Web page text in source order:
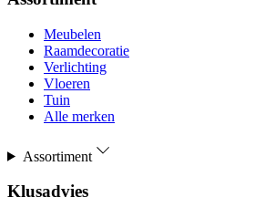
Meubelen
Raamdecoratie
Verlichting
Vloeren
Tuin
Alle merken
Assortiment
Klusadvies